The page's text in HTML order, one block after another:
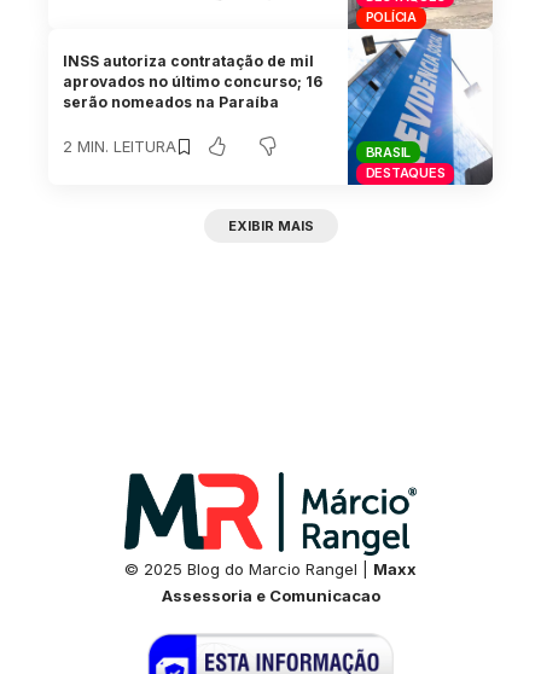
POLÍCIA
BRASIL
DESTAQUES
INSS autoriza contratação de mil
aprovados no último concurso; 16
serão nomeados na Paraíba
2 MIN. LEITURA
EXIBIR MAIS
© 2025 Blog do Marcio Rangel | Maxx
Assessoria e Comunicacao